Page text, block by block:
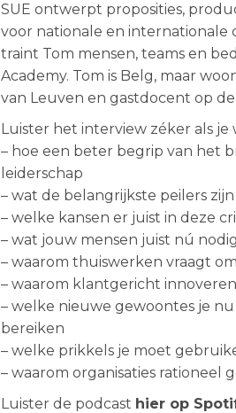
SUE ontwerpt proposities,
voor nationale en internationale
traint Tom mensen, teams en
Academy. Tom is Belg, maar
van Leuven en gastdocent op
Luister het interview zéker als je
– hoe een beter begrip van het
leiderschap
– wat de belangrijkste peilers
– welke kansen er juist in deze
– wat jouw mensen juist nú
– waarom thuiswerken vraagt
– waarom klantgericht
– welke nieuwe gewoontes je
bereiken
– welke prikkels je moet
– waarom organisaties rationeel
Luister de podcast hier op